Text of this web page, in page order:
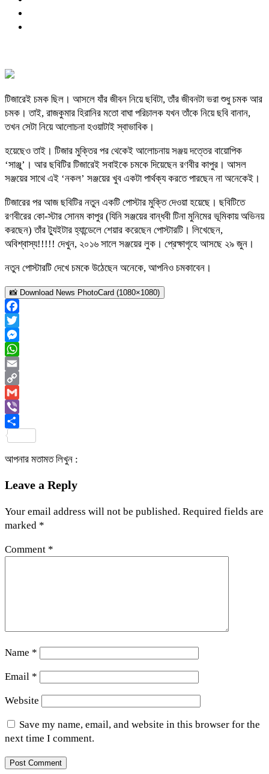
টিজারেই চমক ছিল। আসলে যাঁর জীবন নিয়ে ছবিটা, তাঁর জীবনটা ভরা শুধু চমক আর
চমক। তাই, রাজকুমার হিরানির মতো বাঘা পরিচালক যখন তাঁকে নিয়ে ছবি বানান,
তখন সেটা নিয়ে আলোচনা হওয়াটাই স্বাভাবিক।
হয়েছেও তাই। টিজার মুক্তির পর থেকেই আলোচনায় সঞ্জয় দত্তের বায়োপিক
‘সাঞ্জু’। আর ছবিটির টিজারেই সবাইকে চমকে দিয়েছেন রণবীর কাপুর। আসল
সঞ্জয়ের সাথে এই ‘নকল’ সঞ্জয়ের খুব একটা পার্থক্য করতে পারছেন না অনেকেই।
টিজারের পর আজ ছবিটির নতুন একটি পোস্টার মুক্তি দেওয়া হয়েছে। ছবিটিতে
রণবীরের কো-স্টার সোনম কাপুর (যিনি সঞ্জয়ের বান্ধবী টিনা মুনিমের ভূমিকায় অভিনয়
করছেন) তাঁর ট্যুইটার হ্যান্ডেলে শেয়ার করেছেন পোস্টারটি। লিখেছেন,
অবিশ্বাস্য!!!!! দেখুন, ২০১৬ সালে সঞ্জয়ের লুক। প্রেক্ষাগৃহে আসছে ২৯ জুন।
নতুন পোস্টারটি দেখে চমকে উঠেছেন অনেকে, আপনিও চমকাবেন।
📸 Download News PhotoCard (1080×1080)
Facebook
Twitter
Messenger
WhatsApp
Email
Copy
Link
Gmail
Viber
আপনার মতামত লিখুন :
Leave a Reply
Your email address will not be published. Required fields are
marked *
Comment *
Name *
Email *
Website
Save my name, email, and website in this browser for the
next time I comment.